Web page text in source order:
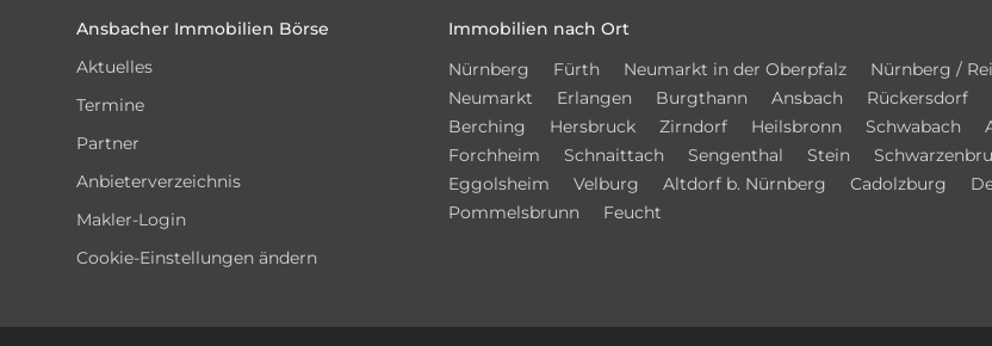
Ansbacher Immobilien Börse
Aktuelles
Termine
Partner
Anbieterverzeichnis
Makler-Login
Cookie-Einstellungen ändern
Immobilien nach Ort
Nürnberg
Fürth Neumarkt in der Oberpfalz Nürnberg /
Neumarkt
Erlangen Burgthann Ansbach Rückersdorf
Berching
Hersbruck Zirndorf Heilsbronn Schwabach
Forchheim
Schnaittach Sengenthal Stein
Eggolsheim
Velburg Altdorf b. Nürnberg Cadolzburg
Pommelsbrunn
Feucht